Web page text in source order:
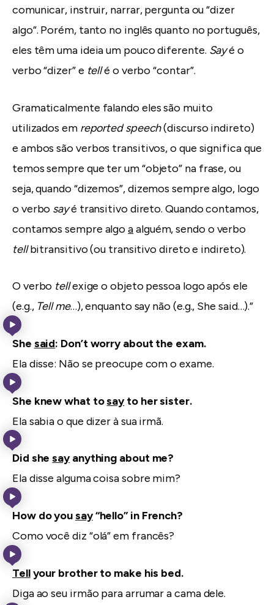
comunicar, instruir, narrar, pergunta ou “dizer
algo”. Porém, tanto no inglês quanto no português,
eles têm uma ideia um pouco diferente. Sayé o
verbo “dizer” e tellé o verbo “contar”.
Gramaticalmente falando eles são muito
utilizados em reported speech(discurso indireto)
e ambos são verbos transitivos, o que significa que
temos sempre que ter um “objeto” na frase, ou
seja, quando “dizemos”, dizemos sempre algo, logo
o verbo sayé transitivo direto. Quando contamos,
contamos sempre algoaalguém, sendo o verbo
tellbitransitivo (ou transitivo direto e indireto).
O verbo tellexige o objeto pessoa logo após ele
(e.g., Tell me…), enquanto say não (e.g., She said…).”
She said: Don’t worry about the exam.
Ela disse: Não se preocupe com o exame.
She knew what tosayto her sister.
Ela sabia o que dizer à sua irmã.
Did shesayanything about me?
Ela disse alguma coisa sobre mim?
How do yousay“hello” in French?
Como você diz “olá” em francês?
Tellyour brother to make his bed.
Diga ao seu irmão para arrumar a cama dele.